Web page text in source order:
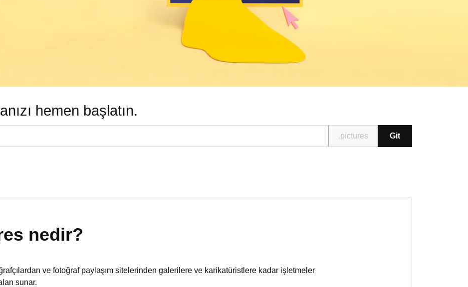
hemen başlatın.
.pictures Git
nedir?
ve fotoğraf paylaşım sitelerinden galerilere ve karikatüristlere kadar işletmeler
sunar.